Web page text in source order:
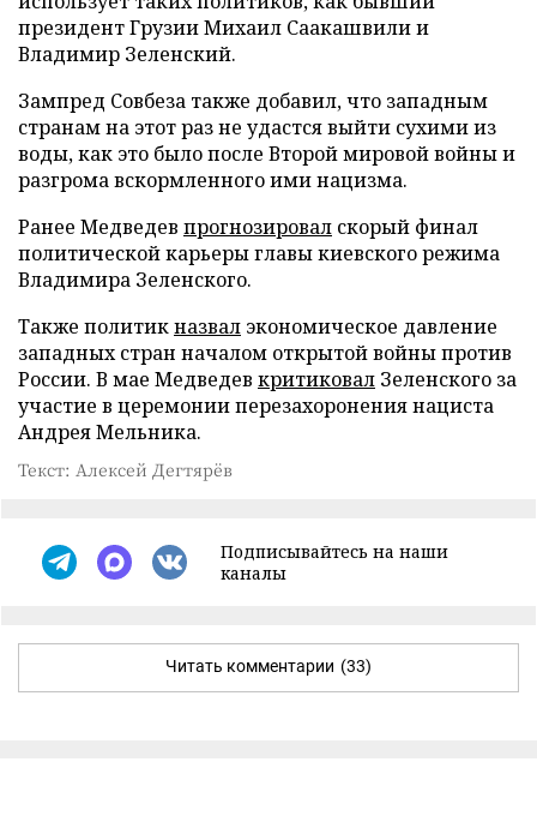
президент Грузии Михаил Саакашвили и
Владимир Зеленский.
Зампред Совбеза также добавил, что западным
странам на этот раз не удастся выйти сухими из
воды, как это было после Второй мировой войны и
разгрома вскормленного ими нацизма.
Ранее Медведев прогнозировал скорый финал
политической карьеры главы киевского режима
Владимира Зеленского.
Также политикназвал экономическое давление
западных стран началом открытой войны против
России. В мае Медведев критиковал Зеленского за
участие в церемонии перезахоронения нациста
Андрея Мельника.
Текст: Алексей Дегтярёв
Подписывайтесь на наши
каналы
Читать комментарии (33)